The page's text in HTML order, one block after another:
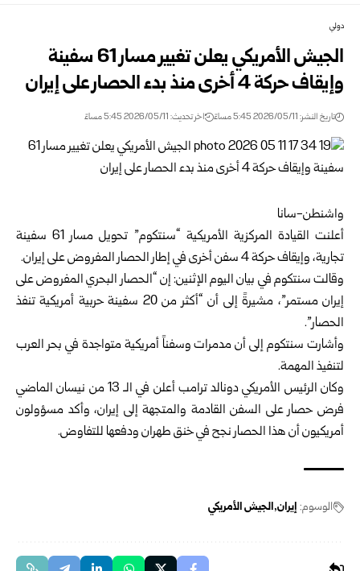
دولي
الجيش الأمريكي يعلن تغيير مسار 61 سفينة
وإيقاف حركة 4 أخرى منذ بدء الحصار على ‏إيران
تاريخ النشر: 2026/05/11 5:45 مساءً اخر تحديث: 2026/05/11 5:45 مساءً
واشنطن-سانا‏
أعلنت القيادة المركزية الأمريكية “سنتكوم” تحويل مسار 61 سفينة
تجارية، وإيقاف حركة 4 ‏سفن أخرى في إطار الحصار المفروض على إيران.‏
وقالت سنتكوم في بيان اليوم الإثنين: إن “الحصار البحري المفروض على
إيران مستمر”، ‏مشيرةً إلى أن “أكثر من 20 سفينة حربية أمريكية تنفذ
الحصار”.‏
وأشارت سنتكوم إلى أن مدمرات وسفناً أمريكية متواجدة في بحر العرب
لتنفيذ المهمة.‏
وكان الرئيس الأمريكي دونالد ترامب أعلن في الـ 13 من نيسان الماضي
فرض حصار على ‏السفن القادمة والمتجهة إلى إيران، وأكد مسؤولون
أمريكيون أن هذا الحصار نجح في خنق ‏طهران ودفعها للتفاوض.‏
الوسوم: إيران الجيش الأمريكي